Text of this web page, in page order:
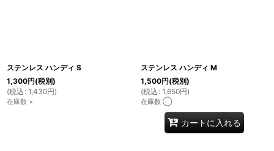
ステンレス ハンディ S
1,300円(税別)
(税込 : 1,430円)
在庫数 ×
ステンレス ハンディ M
1,500円(税別)
(税込 : 1,650円)
在庫数 ◯
カートに入れる